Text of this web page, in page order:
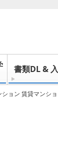
書類DL &
ション 賃貸マンシ